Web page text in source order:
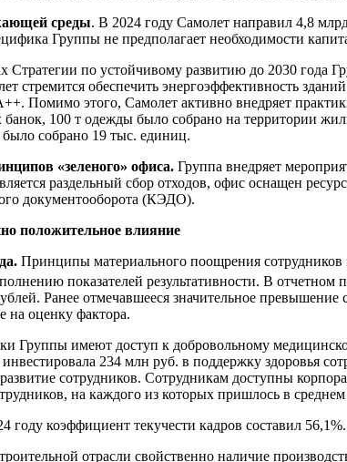
среды. В 2024 году Самолет направил 4,8
Группы не предполагает необходимости
Стратегии по устойчивому развитию до 2030 года
стремится обеспечить энергоэффективность
Помимо этого, Самолет активно внедряет
100 т одежды было собрано на территории
было собрано 19 тыс. единиц.
«зеленого» офиса. Группа внедряет
раздельный сбор отходов, офис оснащен
документооборота (КЭДО).
положительное влияние
Принципы материального поощрения
показателей результативности. В
Ранее отмечавшееся значительное
на оценку фактора.
Группы имеют доступ к добровольному
234 млн руб. в поддержку здоровья
сотрудников. Сотрудникам доступны
на каждого из которых пришлось в среднем
году коэффициент текучести кадров составил
отрасли свойственно наличие